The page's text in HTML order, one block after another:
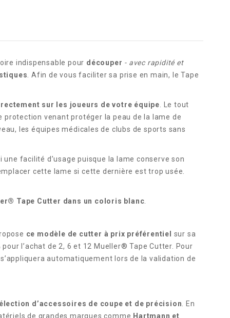
indispensable pour découper - avec rapidité et
. Afin de vous faciliter sa prise en main, le Tape
sur les joueurs de votre équipe . Le tout
protection venant protéger la peau de la lame de
les équipes médicales de clubs de sports sans
une facilité d’usage puisque la lame conserve son
cette lame si cette dernière est trop usée.
Tape Cutter dans un coloris blanc
ce modèle de cutter à prix préférentiel
sur sa
pour l’achat de 2, 6 et 12 Mueller® Tape Cutter. Pour
automatiquement lors de la validation de
d’accessoires de coupe et de précision . En
de grandes marques comme Hartmann et